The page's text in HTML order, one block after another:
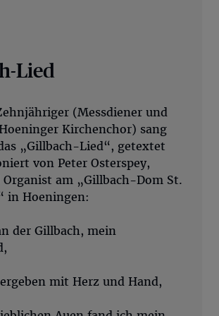
Lied
(Messdiener und
Kirchenchor) sang
„Gillbach-Lied“, getextet
von Peter Osterspey,
am „Gillbach-Dom St.
in Hoeningen:
der Gillbach, mein
mit Herz und Hand,